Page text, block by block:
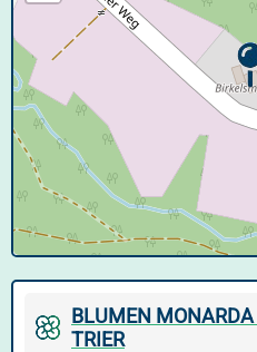
BLUMEN MONARDA
TRIER